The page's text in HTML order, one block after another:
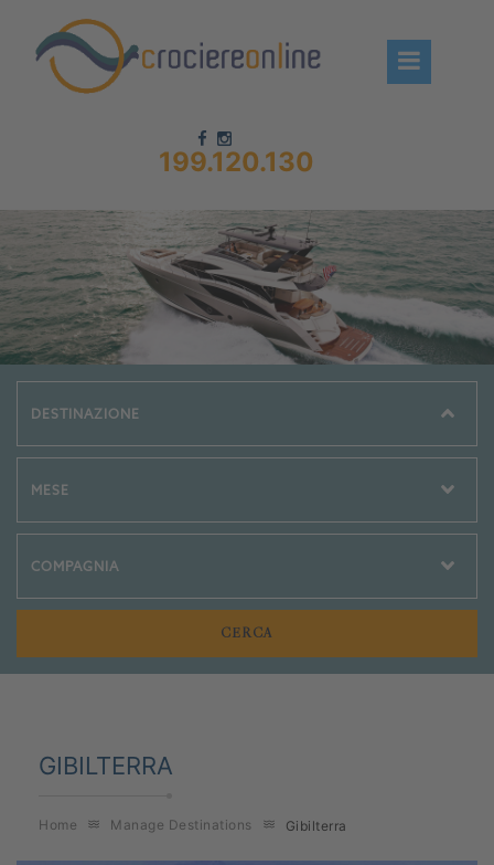
199.120.130
Chi siamo – CrociereOnLine
Destinazioni Crociere
Prenota crociere
News
GIBILTERRA
Home Manage Destinations Gibilterra